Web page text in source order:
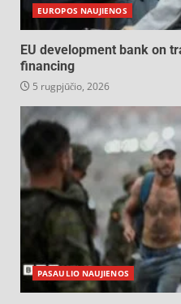
EUROPOS NAUJIENOS
EU development bank on
financing
5 rugpjūčio, 2026
PASAULIO NAUJIENOS